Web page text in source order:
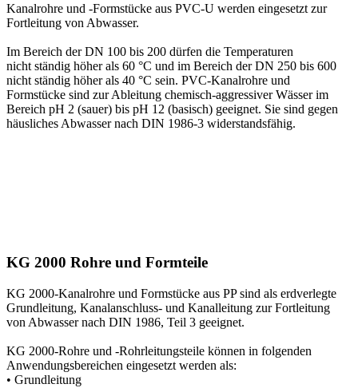
Kanalrohre und -Formstücke aus PVC-U werden eingesetzt zur
Fortleitung von Abwasser.
Im Bereich der DN 100 bis 200 dürfen die Temperaturen
nicht ständig höher als 60 °C und im Bereich der DN 250 bis 600
nicht ständig höher als 40 °C sein. PVC-Kanalrohre und
Formstücke sind zur Ableitung chemisch-aggressiver Wässer im
Bereich pH 2 (sauer) bis pH 12 (basisch) geeignet. Sie sind gegen
häusliches Abwasser nach DIN 1986-3 widerstandsfähig.
KG 2000 Rohre und Formteile
KG 2000-Kanalrohre und Formstücke aus PP sind als erdverlegte
Grundleitung, Kanalanschluss- und Kanalleitung zur Fortleitung
von Abwasser nach DIN 1986, Teil 3 geeignet.
KG 2000-Rohre und -Rohrleitungsteile können in folgenden
Anwendungsbereichen eingesetzt werden als:
• Grundleitung